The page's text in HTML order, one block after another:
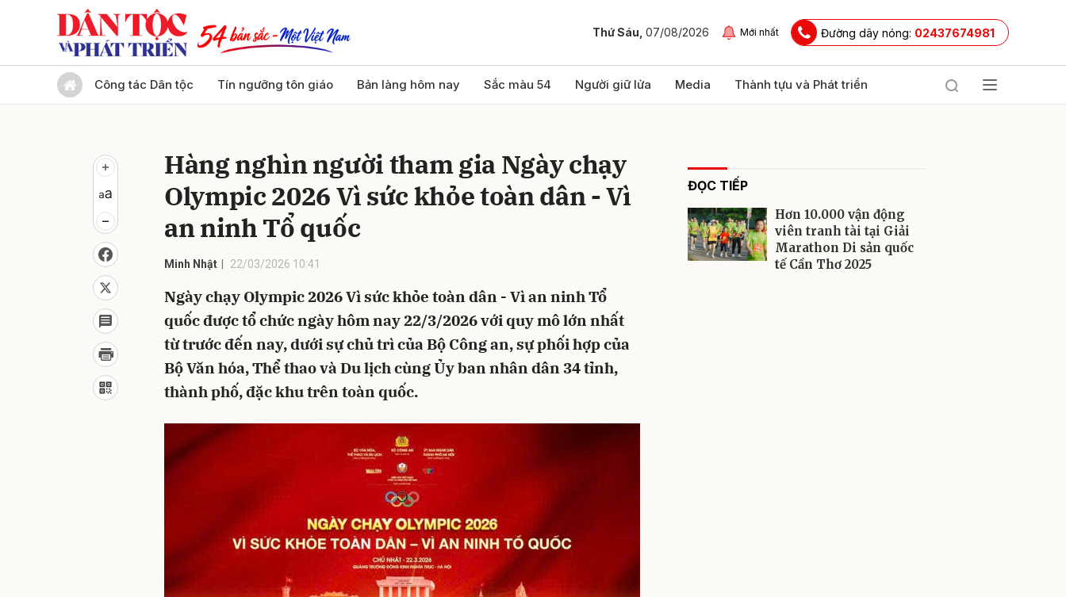
Thứ Sáu, 07/08/2026 Mới nhất Đường dây nóng: 02437674981
Công tác Dân tộc Tín ngưỡng tôn giáo Bản làng hôm nay Sắc màu 54 Người giữ lửa Media Thành tựu và Phát triển
Hàng nghìn người tham gia Ngày chạy
Olympic 2026 Vì sức khỏe toàn dân - Vì
an ninh Tổ quốc
Minh Nhật 22/03/2026 10:41
Ngày chạy Olympic 2026 Vì sức khỏe toàn dân - Vì an ninh Tổ
quốc được tổ chức ngày hôm nay 22/3/2026 với quy mô lớn nhất
từ trước đến nay, dưới sự chủ trì của Bộ Công an, sự phối hợp của
Bộ Văn hóa, Thể thao và Du lịch cùng Ủy ban nhân dân 34 tỉnh,
thành phố, đặc khu trên toàn quốc.
ĐỌC TIẾP
Hơn 10.000 vận động
viên tranh tài tại Giải
Marathon Di sản quốc
tế Cần Thơ 2025
Gửi bình luận
Gửi